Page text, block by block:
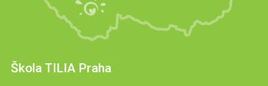
Škola TILIA Praha